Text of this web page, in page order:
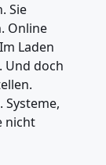
Sie
Online
Laden
Und doch
nicht